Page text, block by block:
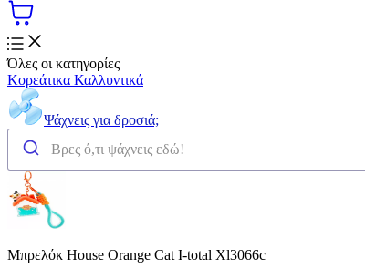
Όλες οι κατηγορίες
Κορεάτικα Καλλυντικά
Ψάχνεις για δροσιά;
Μπρελόκ House Orange Cat I-total Xl3066c